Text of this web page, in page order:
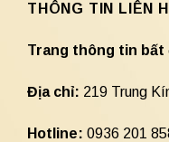
THÔNG TIN LIÊN
Trang thông tin bất
Địa chỉ: 219 Trung
Hotline: 0936 201